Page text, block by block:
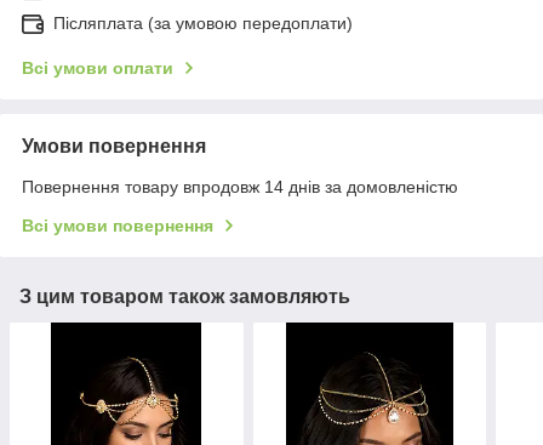
Післяплата (за умовою передоплати)
Всі умови оплати
Умови повернення
Повернення товару впродовж 14 днів за домовленістю
Всі умови повернення
З цим товаром також замовляють